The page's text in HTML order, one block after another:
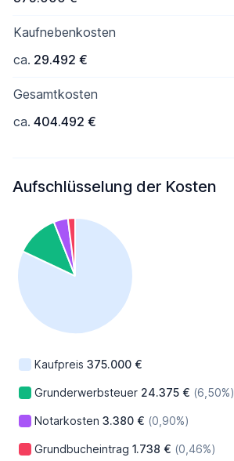
Kaufnebenkosten
ca. 29.492 €
Gesamtkosten
ca. 404.492 €
Aufschlüsselung der Kosten
Kaufpreis 375.000 €
Grunderwerbsteuer 24.375 € (6,50%)
Notarkosten 3.380 € (0,90%)
Grundbucheintrag 1.738 € (0,46%)